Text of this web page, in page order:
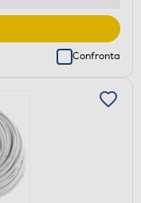
Confronta